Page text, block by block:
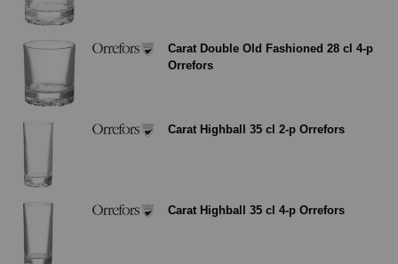
Carat Double Old Fashioned 28 cl 4-p
Orrefors
Carat Highball 35 cl 2-p Orrefors
Carat Highball 35 cl 4-p Orrefors